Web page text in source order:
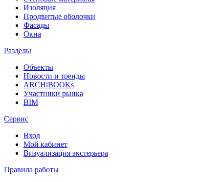
Изоляция
Продвитые оболочки
Фасады
Окна
Разделы
Объекты
Новости и тренды
ARCHiBOOKs
Участники рынка
BIM
Сервис
Вход
Мой кабинет
Визуализация экстерьера
Правила работы